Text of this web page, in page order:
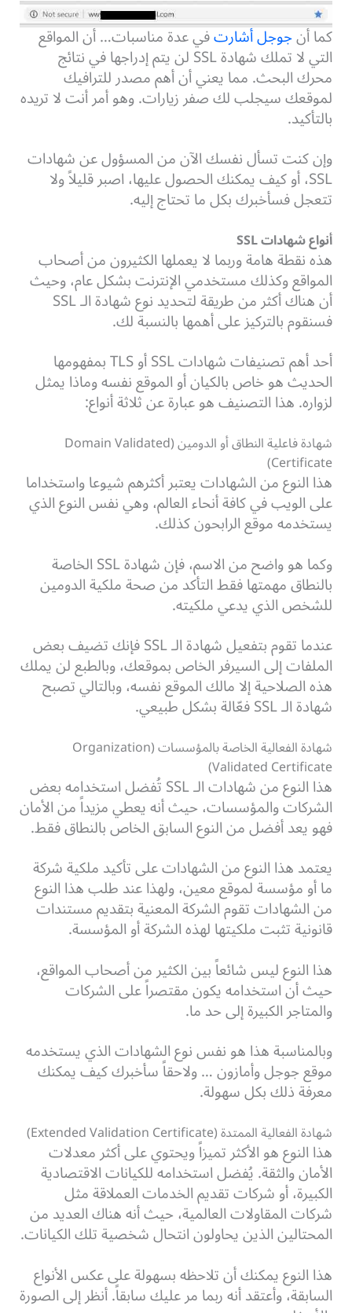
كما أنجوجل أشارتفي عدة مناسبات… أن المواقع
التي لا تملك شهادة SSL لن يتم إدراجها في نتائج
محرك البحث. مما يعني أن أهم مصدر للترافيك
لموقعك سيجلب لك صفر زيارات. وهو أمر أنت لا تريده
بالتأكيد.
وإن كنت تسأل نفسك الآن من المسؤول عن شهادات
SSL، أو كيف يمكنك الحصول عليها، اصبر قليلاً ولا
تتعجل فسأخبرك بكل ما تحتاج إليه.
أنواع شهادات SSL
هذه نقطة هامة وربما لا يعملها الكثيرون من أصحاب
المواقع وكذلك مستخدمي الإنترنت بشكل عام، وحيث
أن هناك أكثر من طريقة لتحديد نوع شهادة الـ SSL
فسنقوم بالتركيز على أهمها بالنسبة لك.
أحد أهم تصنيفات شهادات SSL أو TLS بمفهومها
الحديث هو خاص بالكيان أو الموقع نفسه وماذا يمثل
لزواره. هذا التصنيف هو عبارة عن ثلاثة أنواع:
شهادة فاعلية النطاق أو الدومين (Domain Validated
Certificate)
هذا النوع من الشهادات يعتبر أكثرهم شيوعا واستخداما
على الويب في كافة أنحاء العالم، وهي نفس النوع الذي
يستخدمه موقع الرابحون كذلك.
وكما هو واضح من الاسم، فإن شهادة SSL الخاصة
بالنطاق مهمتها فقط التأكد من صحة ملكية الدومين
للشخص الذي يدعي ملكيته.
عندما تقوم بتفعيل شهادة الـ SSL فإنك تضيف بعض
الملفات إلى السيرفر الخاص بموقعك، وبالطبع لن يملك
هذه الصلاحية إلا مالك الموقع نفسه، وبالتالي تصبح
شهادة الـ SSL فعّالة بشكل طبيعي.
شهادة الفعالية الخاصة بالمؤسسات (Organization
Validated Certificate)
هذا النوع من شهادات الـ SSL تُفضل استخدامه بعض
الشركات والمؤسسات، حيث أنه يعطي مزيداً من الأمان
فهو يعد أفضل من النوع السابق الخاص بالنطاق فقط.
يعتمد هذا النوع من الشهادات على تأكيد ملكية شركة
ما أو مؤسسة لموقع معين، ولهذا عند طلب هذا النوع
من الشهادات تقوم الشركة المعنية بتقديم مستندات
قانونية تثبت ملكيتها لهذه الشركة أو المؤسسة.
هذا النوع ليس شائعاً بين الكثير من أصحاب المواقع،
حيث أن استخدامه يكون مقتصراً على الشركات
والمتاجر الكبيرة إلى حد ما.
وبالمناسبة هذا هو نفس نوع الشهادات الذي يستخدمه
موقع جوجل وأمازون … ولاحقاً سأخبرك كيف يمكنك
معرفة ذلك بكل سهولة.
شهادة الفعالية الممتدة (Extended Validation Certificate)
هذا النوع هو الأكثر تميزاً ويحتوي على أكثر معدلات
الأمان والثقة. يُفضل استخدامه للكيانات الاقتصادية
الكبيرة، أو شركات تقديم الخدمات العملاقة مثل
شركات المقاولات العالمية، حيث أنه هناك العديد من
المحتالين الذين يحاولون انتحال شخصية تلك الكيانات.
هذا النوع يمكنك أن تلاحظه بسهولة على عكس الأنواع
السابقة، وأعتقد أنه ربما مر عليك سابقاً. أنظر إلى الصورة